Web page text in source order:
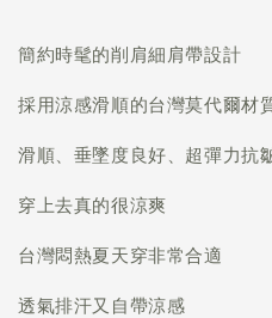
簡約時髦的削肩細肩帶設計
採用涼感滑順的台灣莫代爾材
滑順、垂墜度良好、超彈力抗
穿上去真的很涼爽
台灣悶熱夏天穿非常合適
透氣排汗又自帶涼感